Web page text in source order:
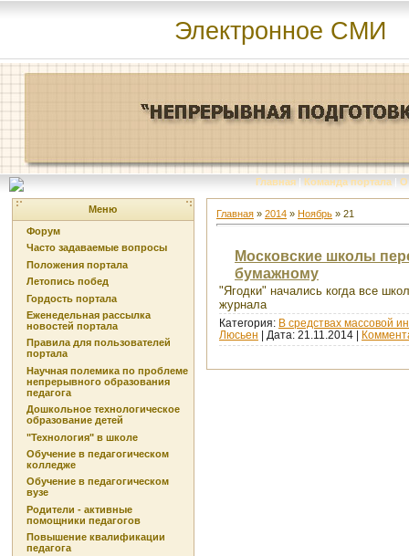
Электронное СМИ
Главная | Команда портала | О
Меню
Форум
Часто задаваемые вопросы
Положения портала
Летопись побед
Гордость портала
Еженедельная рассылка
новостей портала
Правила для пользователей
портала
Научная полемика по проблеме
непрерывного образования
педагога
Дошкольное технологическое
образование детей
"Технология" в школе
Обучение в педагогическом
колледже
Обучение в педагогическом
вузе
Родители - активные
помощники педагогов
Повышение квалификации
педагога
Главная » 2014 » Ноябрь » 21
Московские школы
бумажному
"Ягодки" начались когда все
журнала
Категория: В средствах массовой
Люсьен | Дата: 21.11.2014